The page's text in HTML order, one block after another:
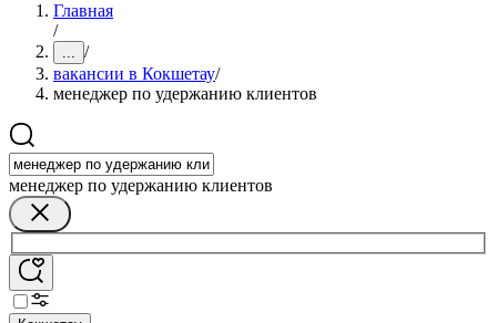
Главная
/
... /
вакансии в Кокшетау/
менеджер по удержанию клиентов
менеджер по удержанию клиентов